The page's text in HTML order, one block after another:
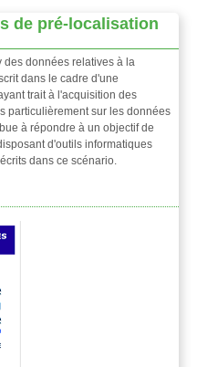
de pré-localisation
des données relatives à la
dans le cadre d'une
trait à l'acquisition des
particulièrement sur les données
à répondre à un objectif de
d'outils informatiques
dans ce scénario.